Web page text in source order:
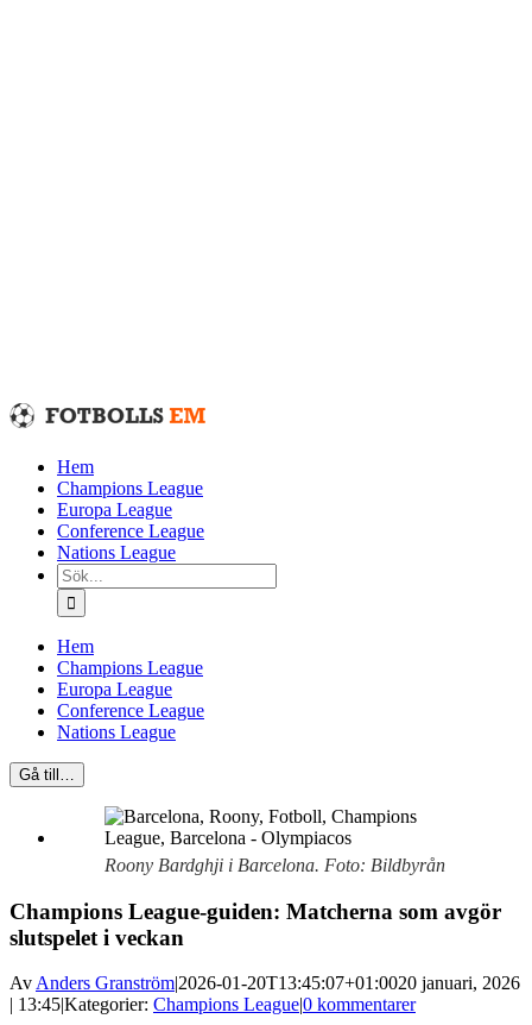
Hem
Champions League
Europa League
Conference League
Nations League
Sök
efter:
Hem
Champions League
Europa League
Conference League
Nations League
Gå till…
Roony Bardghji i Barcelona. Foto: Bildbyrån
Champions League-guiden: Matcherna som avgör
slutspelet i veckan
AvAnders Granström|2026-01-20T13:45:07+01:0020 januari, 2026
| 13:45|Kategorier: Champions League|0 kommentarer